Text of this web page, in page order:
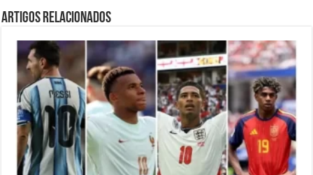
Artigos Relacionados